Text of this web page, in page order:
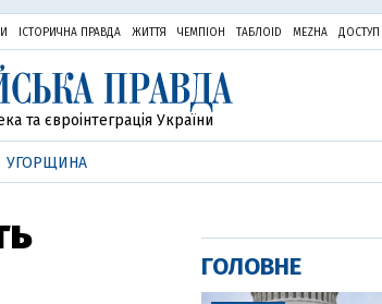
ІСТОРИЧНА ПРАВДА ЖИТТЯ ЧЕМПІОН ТАБЛОID MEZHA ДОСТУП
та євроінтеграція України
УГОРЩИНА
ГОЛОВНЕ